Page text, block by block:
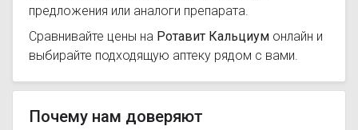
предложения или аналоги препарата.
Сравнивайте цены на Ротавит Кальциум онлайн и
выбирайте подходящую аптеку рядом с вами.
Почему нам доверяют